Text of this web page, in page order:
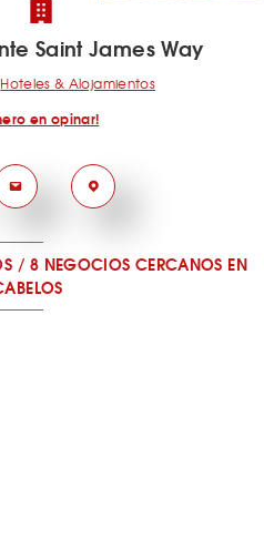
Saint James Way
Hoteles & Alojamientos
en opinar!
/8 NEGOCIOS CERCANOS EN